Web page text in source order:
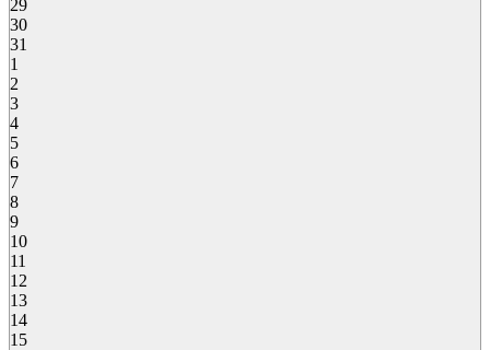
29
30
31
1
2
3
4
5
6
7
8
9
10
11
12
13
14
15